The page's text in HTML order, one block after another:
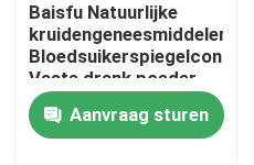
Thuis
Producten
Baisfu Natuurlijke
kruidengeneesmiddelen
Bloedsuikerspiegelcontrole
Vaste drank poeder
Moerbei blad Kudzu
wortel Ginseng Goji
bessen Cassia zaad
Aanvraag sturen